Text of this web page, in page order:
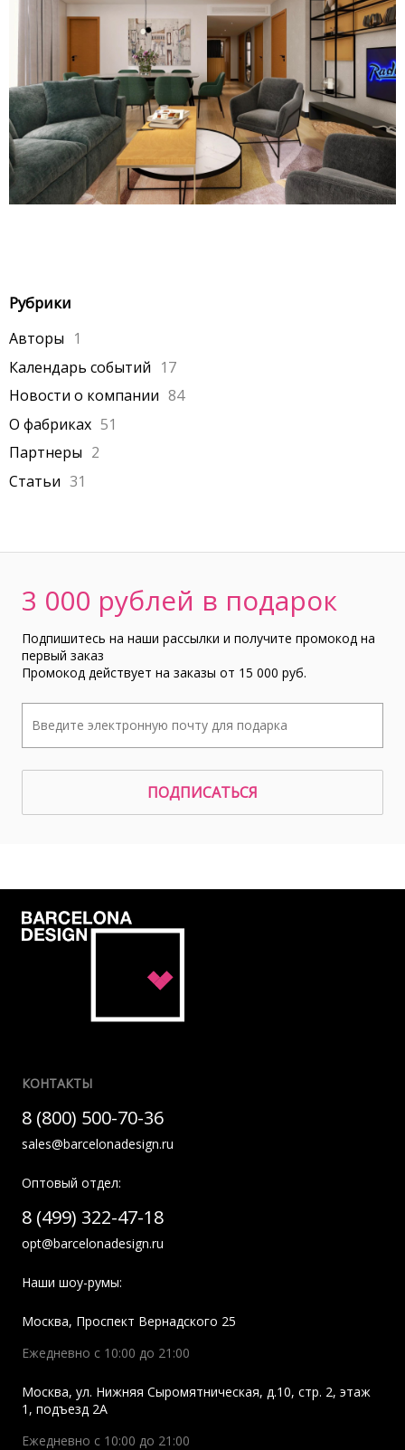
Рубрики
Авторы 1
Календарь событий 17
Новости о компании 84
О фабриках 51
Партнеры 2
Статьи 31
3 000 рублей в подарок
Подпишитесь на наши рассылки и получите промокод на
первый заказ
Промокод действует на заказы от 15 000 руб.
ПОДПИСАТЬСЯ
КОНТАКТЫ
8 (800) 500-70-36
sales@barcelonadesign.ru
Оптовый отдел:
8 (499) 322-47-18
opt@barcelonadesign.ru
Наши шоу-румы:
Москва, Проспект Вернадского 25
Ежедневно с 10:00 до 21:00
Москва, ул. Нижняя Сыромятническая, д.10, стр. 2, этаж
1, подъезд 2A
Ежедневно с 10:00 до 21:00